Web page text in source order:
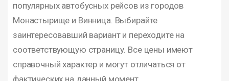
популярных автобусных рейсов из городов
Монастырище и Винница. Выбирайте
заинтересовавший вариант и переходите на
соответствующую страницу. Все цены имеют
справочный характер и могут отличаться от
фактических на данный момент.